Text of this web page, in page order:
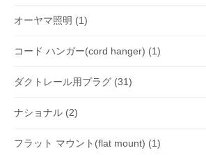
オーヤマ照明 (1)
コード ハンガー(cord hanger) (1)
ダクトレール用プラグ (31)
ナショナル (2)
フラット マウント(flat mount) (1)